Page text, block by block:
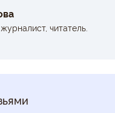
читатель.